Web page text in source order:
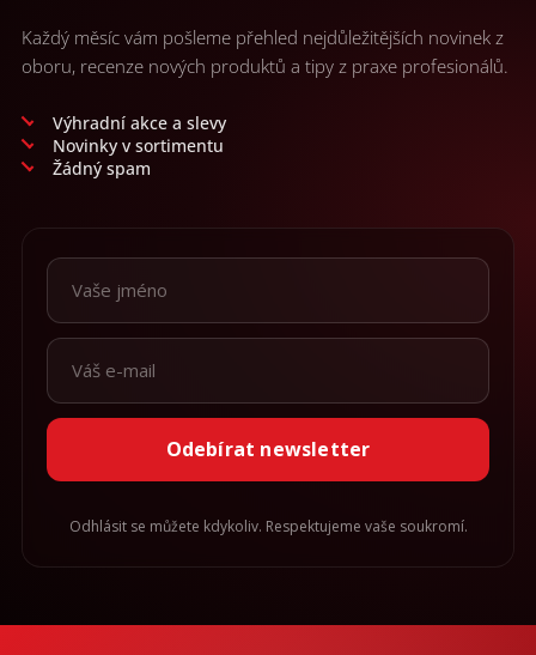
Každý měsíc vám pošleme přehled nejdůležitějších novinek z
oboru, recenze nových produktů a tipy z praxe profesionálů.
Výhradní akce a slevy
Novinky v sortimentu
Žádný spam
Odebírat newsletter
Odhlásit se můžete kdykoliv. Respektujeme vaše soukromí.